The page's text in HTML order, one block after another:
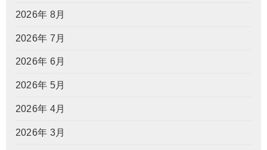
2026年 8月
2026年 7月
2026年 6月
2026年 5月
2026年 4月
2026年 3月